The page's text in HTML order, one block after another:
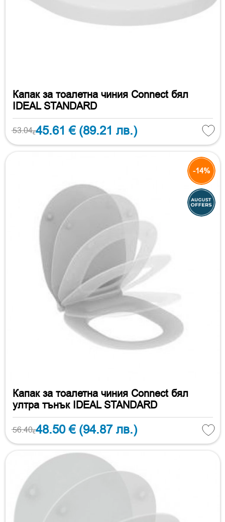
Капак за тоалетна чиния Connect бял
IDEAL STANDARD
53.04€45.61 € (89.21 лв.)
-14%
Капак за тоалетна чиния Connect бял
ултра тънък IDEAL STANDARD
56.40€48.50 € (94.87 лв.)